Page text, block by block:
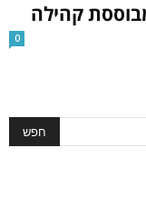
קהילה
0